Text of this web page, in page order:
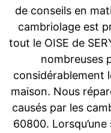
de conseils en
cambriolage est
tout le OISE de
nombreuses
considérablement
maison. Nous
causés par les
60800.